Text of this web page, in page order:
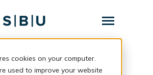
cookies on your computer.
used to improve your website
Toggle